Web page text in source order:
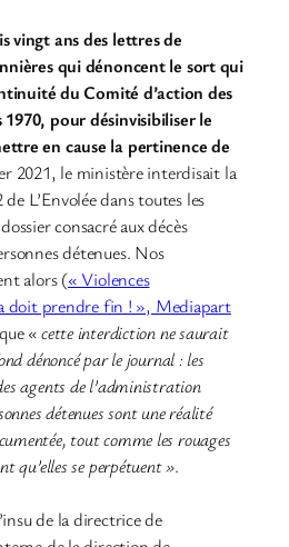
vingt ans des lettres de
qui dénoncent le sort qui
du Comité d’action des
pour désinvisibiliser le
en cause la pertinence de
2021, le ministère interdisait la
L’Envolée dans toutes les
consacré aux décès
détenues. Nos
alors (« Violences
doit prendre fin ! », Mediapart
« cette interdiction ne saurait
dénoncé par le journal : les
agents de l’administration
détenues sont une réalité
tout comme les rouages
qu’elles se perpétuent ».
de la directrice de